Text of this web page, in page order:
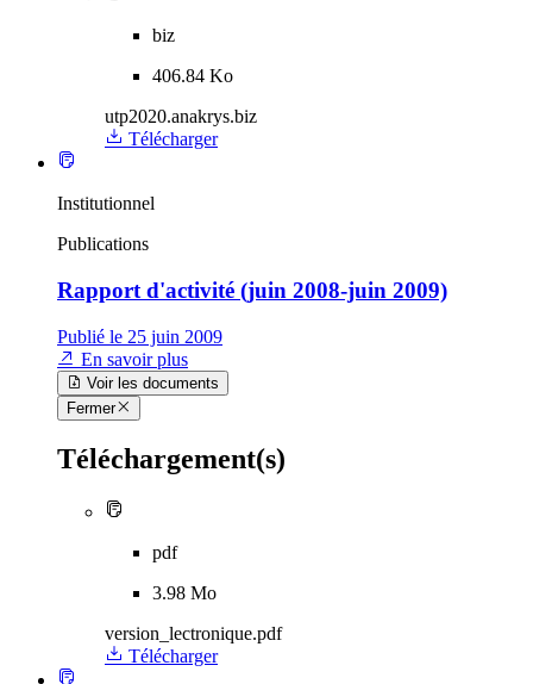
biz
406.84 Ko
utp2020.anakrys.biz
Télécharger
Institutionnel
Publications
Rapport d'activité (juin 2008-juin 2009)
Publié le 25 juin 2009
En savoir plus
Voir les documents
Fermer
Téléchargement(s)
pdf
3.98 Mo
version_lectronique.pdf
Télécharger